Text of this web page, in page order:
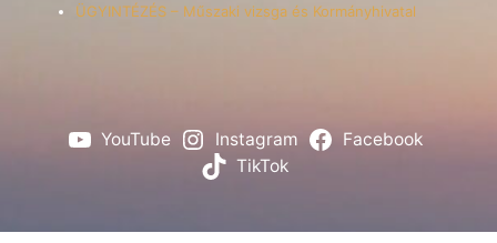
ÜGYINTÉZÉS – Műszaki vizsga és Kormányhivatal
YouTube Instagram
Facebook
TikTok